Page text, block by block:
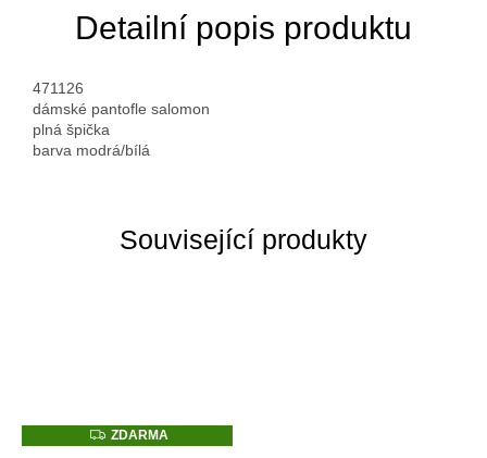
Související produkty
Z
D
ZDARMA
Detailní popis produktu
471126
dámské pantofle salomon
plná špička
barva modrá/bílá